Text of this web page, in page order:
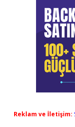
Reklam ve İletişim: